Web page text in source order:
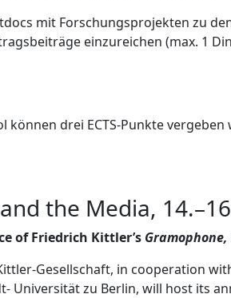
mit Forschungsprojekten zu
einzureichen (max. 1
können drei ECTS-Punkte
the Media,
of Friedrich Kittler’s
Gesellschaft, in cooperation
Universität zu Berlin, will host its